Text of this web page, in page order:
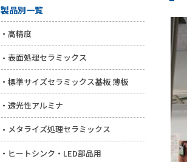
製品別一覧
高精度
表面処理セラミックス
標準サイズセラミックス基板 薄板
透光性アルミナ
メタライズ処理セラミックス
ヒートシンク・LED部品用